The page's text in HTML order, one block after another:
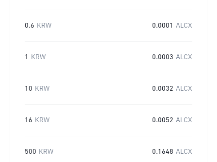
0.6 KRW 0.0001 ALCX
1 KRW 0.0003 ALCX
10 KRW 0.0032 ALCX
16 KRW 0.0052 ALCX
500 KRW 0.1648 ALCX